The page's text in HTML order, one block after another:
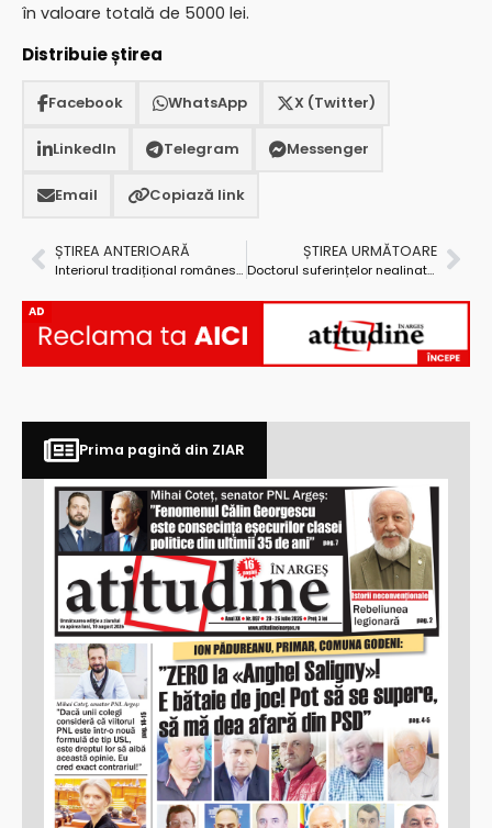
în valoare totală de 5000 lei.
Distribuie știrea
Facebook WhatsApp X (Twitter)
LinkedIn Telegram Messenger
Email Copiază link
ȘTIREA ANTERIOARĂ
Interiorul tradițional românesc, promovat de Elena Stoica și micii pictori de la Corbeni
ȘTIREA URMĂTOARE
Doctorul suferințelor nealinate lucrează în Spitalul Județean
AD
Prima pagină din ZIAR